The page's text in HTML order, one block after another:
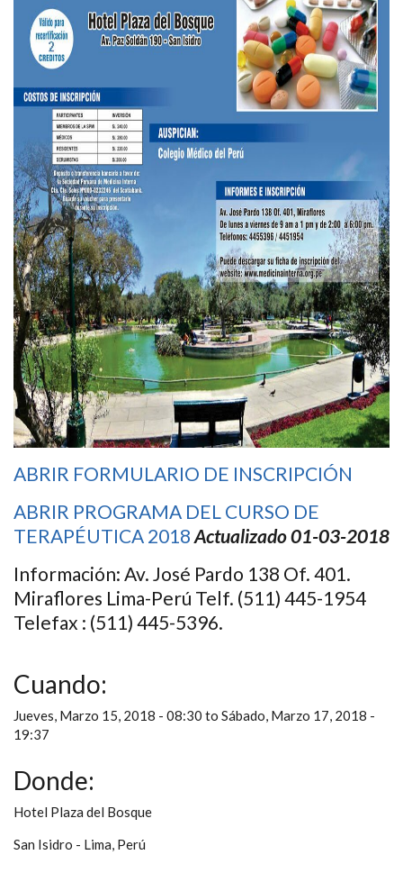
ABRIR FORMULARIO DE INSCRIPCIÓN
ABRIR PROGRAMA DEL CURSO DE
TERAPÉUTICA 2018 Actualizado 01-03-2018
Información: Av. José Pardo 138 Of. 401.
Miraflores Lima-Perú Telf. (511) 445-1954
Telefax : (511) 445-5396.
Cuando:
Jueves, Marzo 15, 2018 - 08:30 to Sábado, Marzo 17, 2018 -
19:37
Donde:
Hotel Plaza del Bosque
San Isidro - Lima, Perú